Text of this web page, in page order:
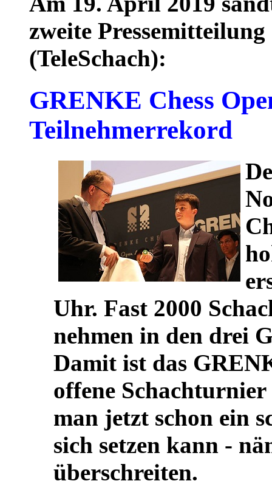
zweite
(TeleSchach):
GRENKE Chess
Teilnehmerrekord
Uhr. Fast 2000
nehmen in den drei
Damit ist das
offene
man jetzt schon ein
sich setzen kann -
überschreiten.